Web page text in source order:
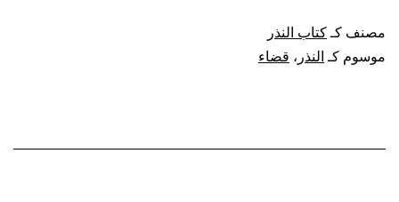
مصنف كـكتاب النذر
موسوم كـ النذر ، قضاء